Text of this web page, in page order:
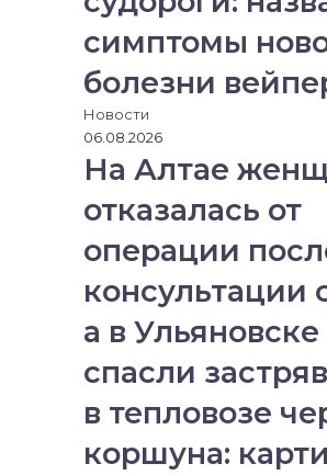
симптомы
болезни
Новости
06.08.2026
На Алтае
отказалась от
операции
консультации
а в Ульяновске
спасли
в тепловозе
коршуна: